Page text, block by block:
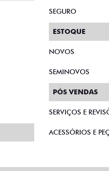
SEGURO
ESTOQUE
NOVOS
SEMINOVOS
PÓS VENDAS
SERVIÇOS E
ACESSÓRIOS E